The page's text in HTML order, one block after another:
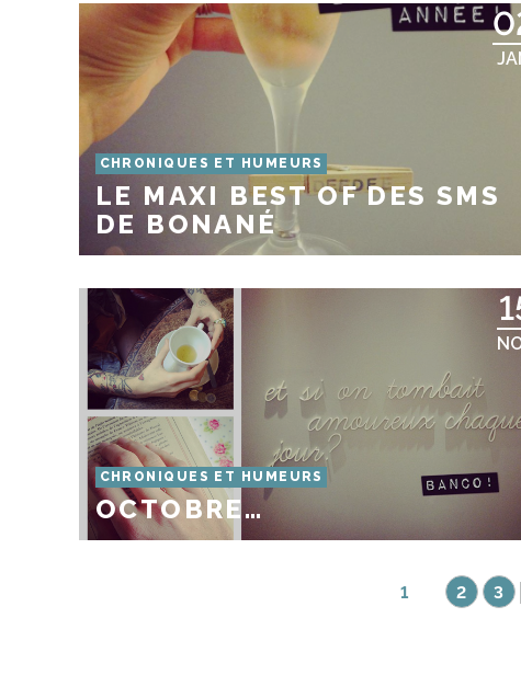
CHRONIQUES ET HUMEURS
LE MAXI BEST OF DES SMS
DE BONANÉ
CHRONIQUES ET HUMEURS
OCTOBRE…
1 2 3